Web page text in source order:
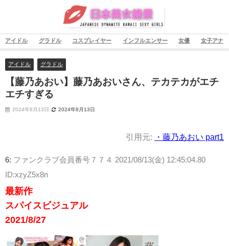
アイドル グラドル コスプレイヤー インフルエンサー 女優 女子アナ
アイドル グラドル
【藤乃あおい】藤乃あおいさん、テカテカがエチ
エチすぎる
2024年8月13日 2024年8月13日
引用元: ・藤乃あおい part1
6: ファンクラブ会員番号７７４ 2021/08/13(金) 12:45:04.80
ID:xzyZ5x8n
最新作
スパイスビジュアル
2021/8/27